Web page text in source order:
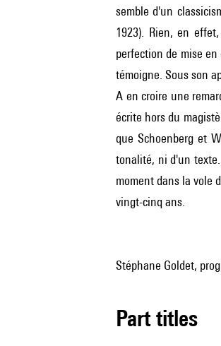
semble d'un
1923). Rien, en
perfection de mise
témoigne. Sous son
A en croire une
écrite hors du
que Schoenberg et
tonalité, ni d'un
moment dans la vole
vingt-cinq ans.
Stéphane Goldet,
Part titles